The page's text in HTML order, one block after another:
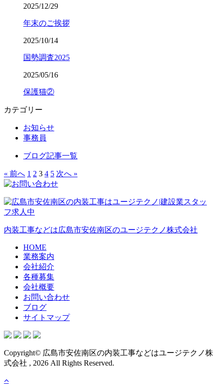
2025/12/29
年末のご挨拶
2025/10/14
国勢調査2025
2025/05/16
保護猫②
カテゴリー
お知らせ
事務員
ブログ記事一覧
« 前へ 1 2 3 4 5 次へ »
内装工事などは広島市安佐南区のユージテクノ株式会社
HOME
業務案内
会社紹介
各種募集
会社概要
お問い合わせ
ブログ
サイトマップ
Copyright© 広島市安佐南区の内装工事などはユージテクノ株
式会社 , 2026 All Rights Reserved.